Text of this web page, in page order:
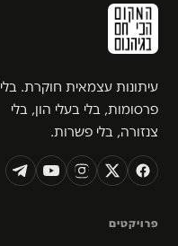
עיתונות עצמאית חוקרת. בלי
פרסומות, בלי בעלי הון, בלי
צנזורה, בלי פשרות.
פרויקטים